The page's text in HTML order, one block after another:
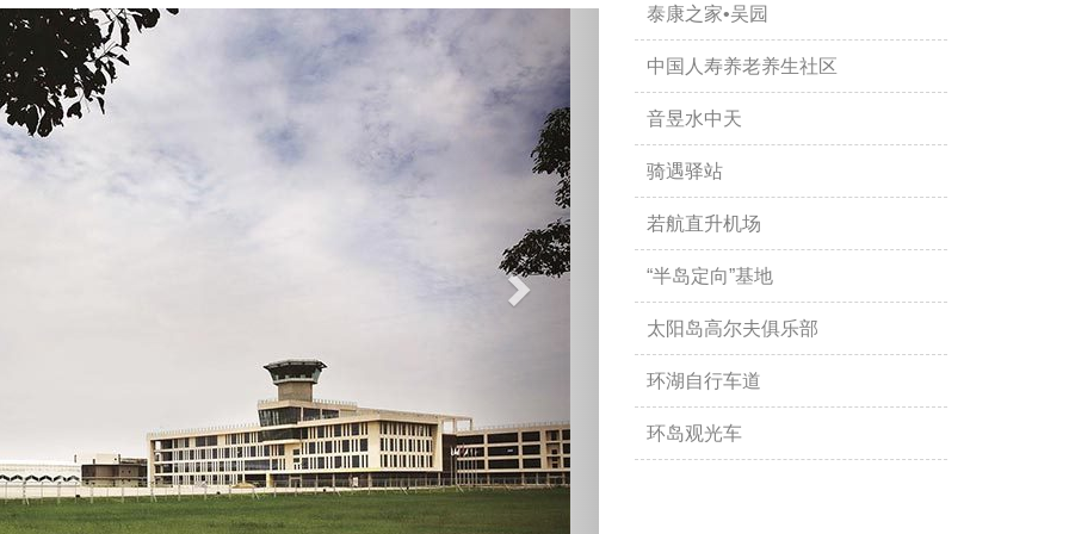
泰康之家•吴园
中国人寿养老养生社区
音昱水中天
骑遇驿站
若航直升机场
“半岛定向”基地
太阳岛高尔夫俱乐部
环湖自行车道
环岛观光车